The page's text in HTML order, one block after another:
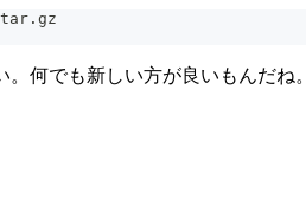
何でも新しい方が良いもんだね。